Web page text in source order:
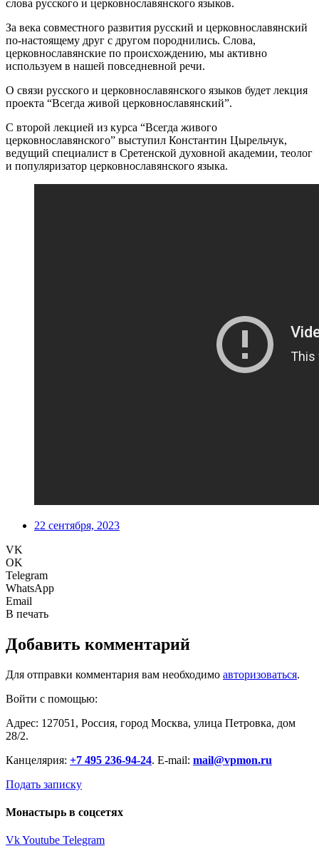
слова русского и церковнославянского языков.
За века совместного развития русский и церковнославянский
по-настоящему друг с другом породнились. Слова,
церковнославянские по происхождению, мы активно
используем в нашей повседневной речи.
О связи русского и церковнославянского языков будет лекция
проекта “Всегда живой церковнославянский”.
С второй лекцией из курса “Всегда живого
церковнославянского” выступил Константин Цырельчук,
ведущий специалист в Сретенской духовной академии, теолог
и популяризатор церковнославянского языка.
22 сентября, 2023
VK
OK
Telegram
WhatsApp
Email
В печать
Добавить комментарий
Для отправки комментария вам необходимо авторизоваться.
Войти с помощью:
Адрес: 127051, Россия, город Москва, улица Петровка, дом
28/2.
Канцелярия: +7 495 236-94-24. E-mail: mail@vpmon.ru
Подать записку
Монастырь в соцсетях
VkYoutube Telegram